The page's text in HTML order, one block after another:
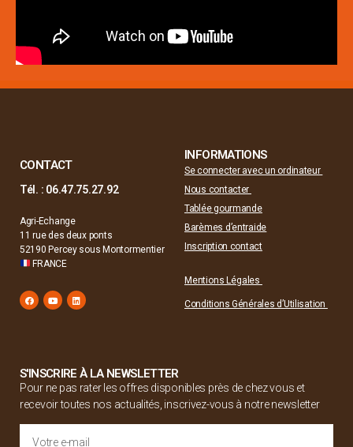
CONTACT
Tél. : 06.47.75.27.92
Agri-Echange
11 rue des deux ponts
52190 Percey sous Montormentier
FRANCE
INFORMATIONS
Se connecter avec un ordinateur
Nous contacter
Tablée gourmande
Barèmes d’entraide
Inscription contact
Mentions Légales
Conditions Générales d’Utilisation
S'INSCRIRE À LA NEWSLETTER
Pour ne pas rater les offres disponibles près de chez vous et
recevoir toutes nos actualités, inscrivez-vous à notre newsletter